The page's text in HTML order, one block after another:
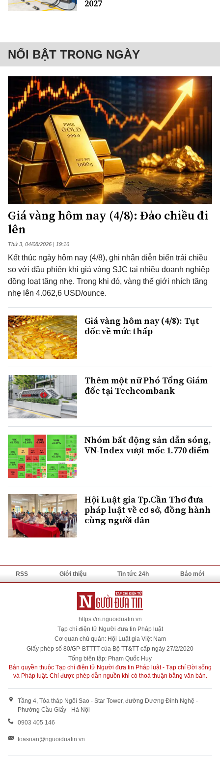
2027
NỔI BẬT TRONG NGÀY
Giá vàng hôm nay (4/8): Đảo chiều đi
lên
Thứ 3, 04/08/2026 | 19:16
Kết thúc ngày hôm nay (4/8), ghi nhận diễn biến trái chiều
so với đầu phiên khi giá vàng SJC tại nhiều doanh nghiệp
đồng loạt tăng nhẹ. Trong khi đó, vàng thế giới nhích tăng
nhẹ lên 4.062,6 USD/ounce.
Giá vàng hôm nay (4/8): Tụt
dốc về mức thấp
Thêm một nữ Phó Tổng Giám
đốc tại Techcombank
Nhóm bất động sản dẫn sóng,
VN-Index vượt mốc 1.770 điểm
Hội Luật gia Tp.Cần Thơ đưa
pháp luật về cơ sở, đồng hành
cùng người dân
RSS Giới thiệu Tin tức 24h Báo mới
https://m.nguoiduatin.vn
Tạp chí điện tử Người đưa tin Pháp luật
Cơ quan chủ quản: Hội Luật gia Việt Nam
Giấy phép số 80/GP-BTTTT của Bộ TT&TT cấp ngày 27/2/2020
Tổng biên tập: Phạm Quốc Huy
Bản quyền thuộc Tạp chí điện tử Người đưa tin Pháp luật - Tạp chí Đời sống
và Pháp luật. Chỉ được phép dẫn nguồn khi có thoả thuận bằng văn bản.
Tầng 4, Tòa tháp Ngôi Sao - Star Tower, đường Dương Đình Nghệ -
Phường Cầu Giấy - Hà Nội
0903 405 146
toasoan@nguoiduatin.vn